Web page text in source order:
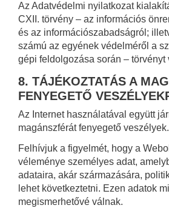
Az Adatvédelmi nyilatkozat
CXII. törvény – az információs
és az információszabadságról;
számú az egyének védelméről a
gépi feldolgozása során – törvényt
8. TÁJÉKOZTATÁS A
FENYEGETŐ
Az Internet használatával együtt
magánszférát fenyegető veszélyek.
Felhívjuk a figyelmét, hogy a
véleménye személyes adat,
adataira, akár származására,
lehet következtetni. Ezen adatok
megismerhetővé válnak.